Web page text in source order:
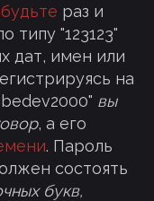
раз и
типу "123123"
дат, имен или
на
вы
, а его
. Пароль
состоять
букв,